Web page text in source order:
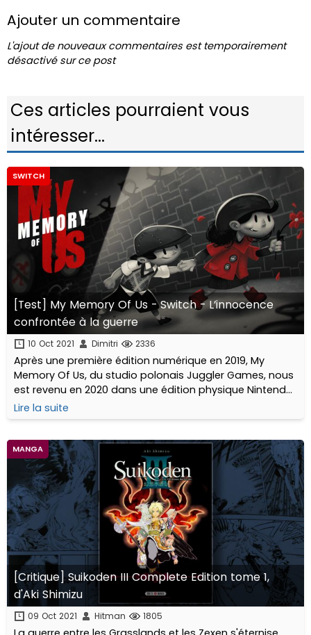
Ajouter un commentaire
L'ajout de nouveaux commentaires est temporairement
désactivé sur ce post
Ces articles pourraient vous
intéresser...
SWITCH
[Test] My Memory Of Us - Switch - L’innocence
confrontée à la guerre
10 Oct 2021 Dimitri 2336
Après une première édition numérique en 2019, My
Memory Of Us, du studio polonais Juggler Games, nous
est revenu en 2020 dans une édition physique Nintendo
Switch, distribuée par les spécialistes français de
l'édition limitée Red Art Games.
Lire la suite
MANGA
[Critique] Suikoden III Complete Edition tome 1,
d'Aki Shimizu
09 Oct 2021 Hitman 1805